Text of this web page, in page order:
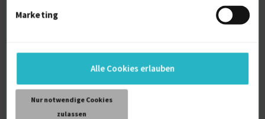
Marketing
Alle Cookies erlauben
Nur notwendige Cookies
zulassen
Cloud...